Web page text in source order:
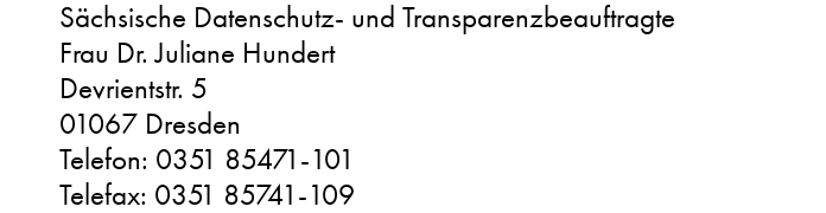
Sächsische Datenschutz- und Transparenzbeauftragte
Frau Dr. Juliane Hundert
Devrientstr. 5
01067 Dresden
Telefon: 0351 85471-101
Telefax: 0351 85741-109